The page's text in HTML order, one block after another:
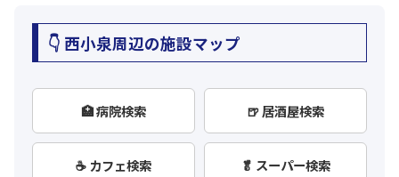
👇 西小泉周辺の施設マップ
🏥 病院検索 🍺 居酒屋検索
☕ カフェ検索 🥬 スーパー検索